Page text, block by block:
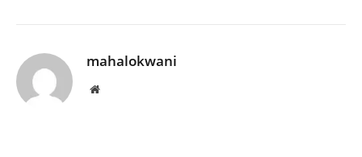
mahalokwani
Website